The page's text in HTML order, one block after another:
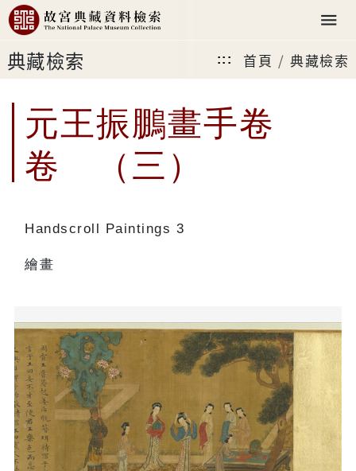
典藏檢索 ::: 首頁 典藏檢索
元王振鵬畫手卷
卷 （三）
Handscroll Paintings 3
繪畫